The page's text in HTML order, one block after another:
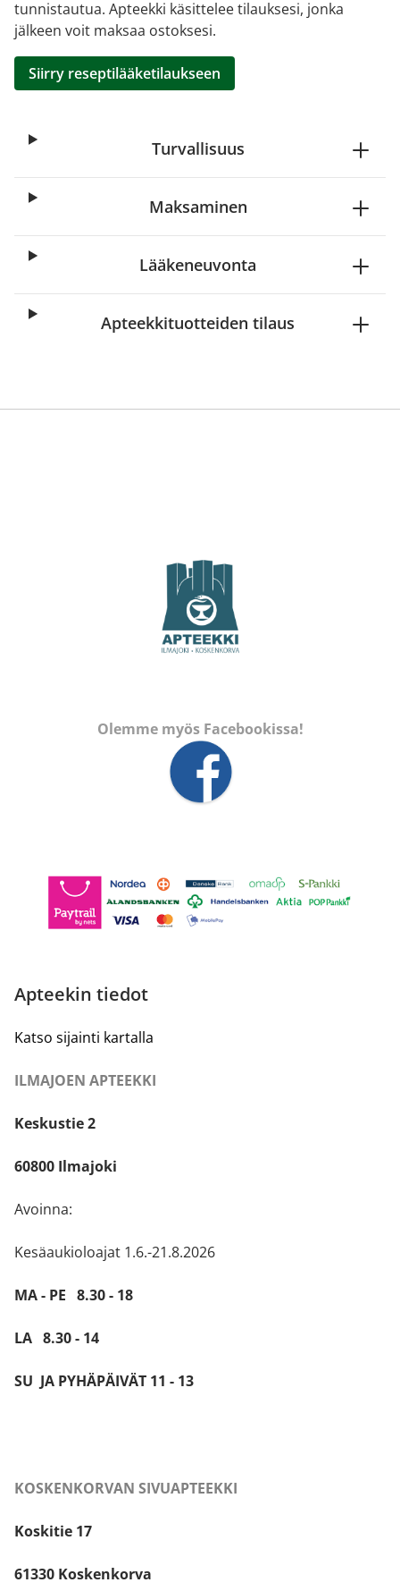
tunnistautua. Apteekki käsittelee tilauksesi, jonka
jälkeen voit maksaa ostoksesi.
Siirry reseptilääketilaukseen
Turvallisuus
Maksaminen
Lääkeneuvonta
Apteekkituotteiden tilaus
Olemme myös Facebookissa!
Apteekin tiedot
Katso sijainti kartalla
ILMAJOEN APTEEKKI
Keskustie 2
60800 Ilmajoki
Avoinna:
Kesäaukioloajat 1.6.-21.8.2026
MA - PE 8.30 - 18
LA 8.30 - 14
SU JA PYHÄPÄIVÄT 11 - 13
KOSKENKORVAN SIVUAPTEEKKI
Koskitie 17
61330 Koskenkorva